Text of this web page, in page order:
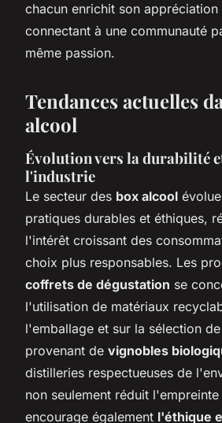
chacun enrichit son appréciation
connectant à une communauté
même passion.
Tendances actuelles
alcool
Évolution vers la durabilité
l'industrie
Le secteur des box alcool
pratiques durables et éthiques,
l'intérêt croissant des
choix plus responsables. Les
coffrets de dégustation se
l'utilisation de matériaux
l'emballage et sur la sélection
provenant de vignobles
distilleries respectueuses de
non seulement réduit
encourage également l'éthique